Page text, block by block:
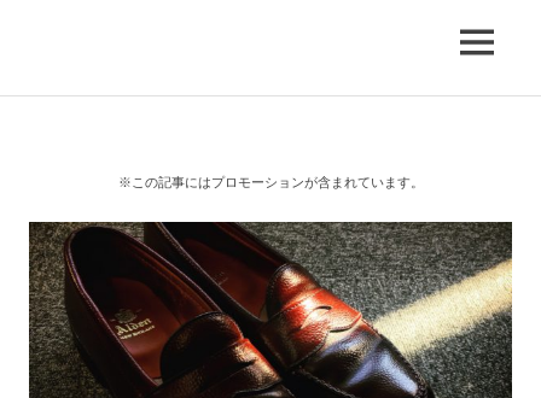
MENU
※この記事にはプロモーションが含まれています。